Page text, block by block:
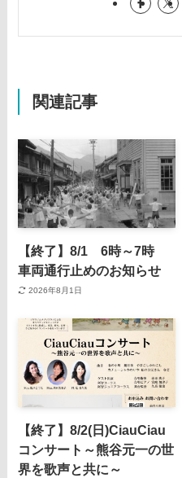
関連記事
【終了】8/1 6時～7時
車両通行止めのお知らせ
2026年8月1日
【終了】8/2(日)CiauCiau
コンサート～熊谷元一の世
界を歌声と共に～